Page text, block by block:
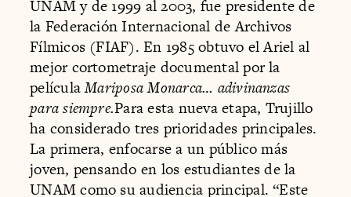
UNAM y de 1999 al 2003, fue presidente de
la Federación Internacional de Archivos
Fílmicos (FIAF). En 1985 obtuvo el Ariel al
mejor cortometraje documental por la
películaMariposa Monarca… adivinanzas
para siempre.Para esta nueva etapa, Trujillo
ha considerado tres prioridades principales.
La primera, enfocarse a un público más
joven, pensando en los estudiantes de la
UNAM como su audiencia principal. “Este